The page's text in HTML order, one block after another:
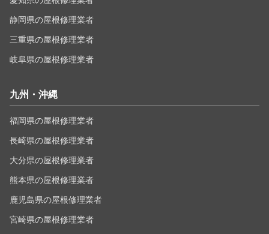
静岡県の屋根修理業者
三重県の屋根修理業者
岐阜県の屋根修理業者
九州・沖縄
福岡県の屋根修理業者
長崎県の屋根修理業者
大分県の屋根修理業者
熊本県の屋根修理業者
鹿児島県の屋根修理業者
宮崎県の屋根修理業者